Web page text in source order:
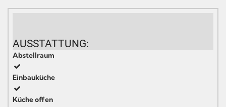
AUSSTATTUNG:
Abstellraum
Einbauküche
Küche offen